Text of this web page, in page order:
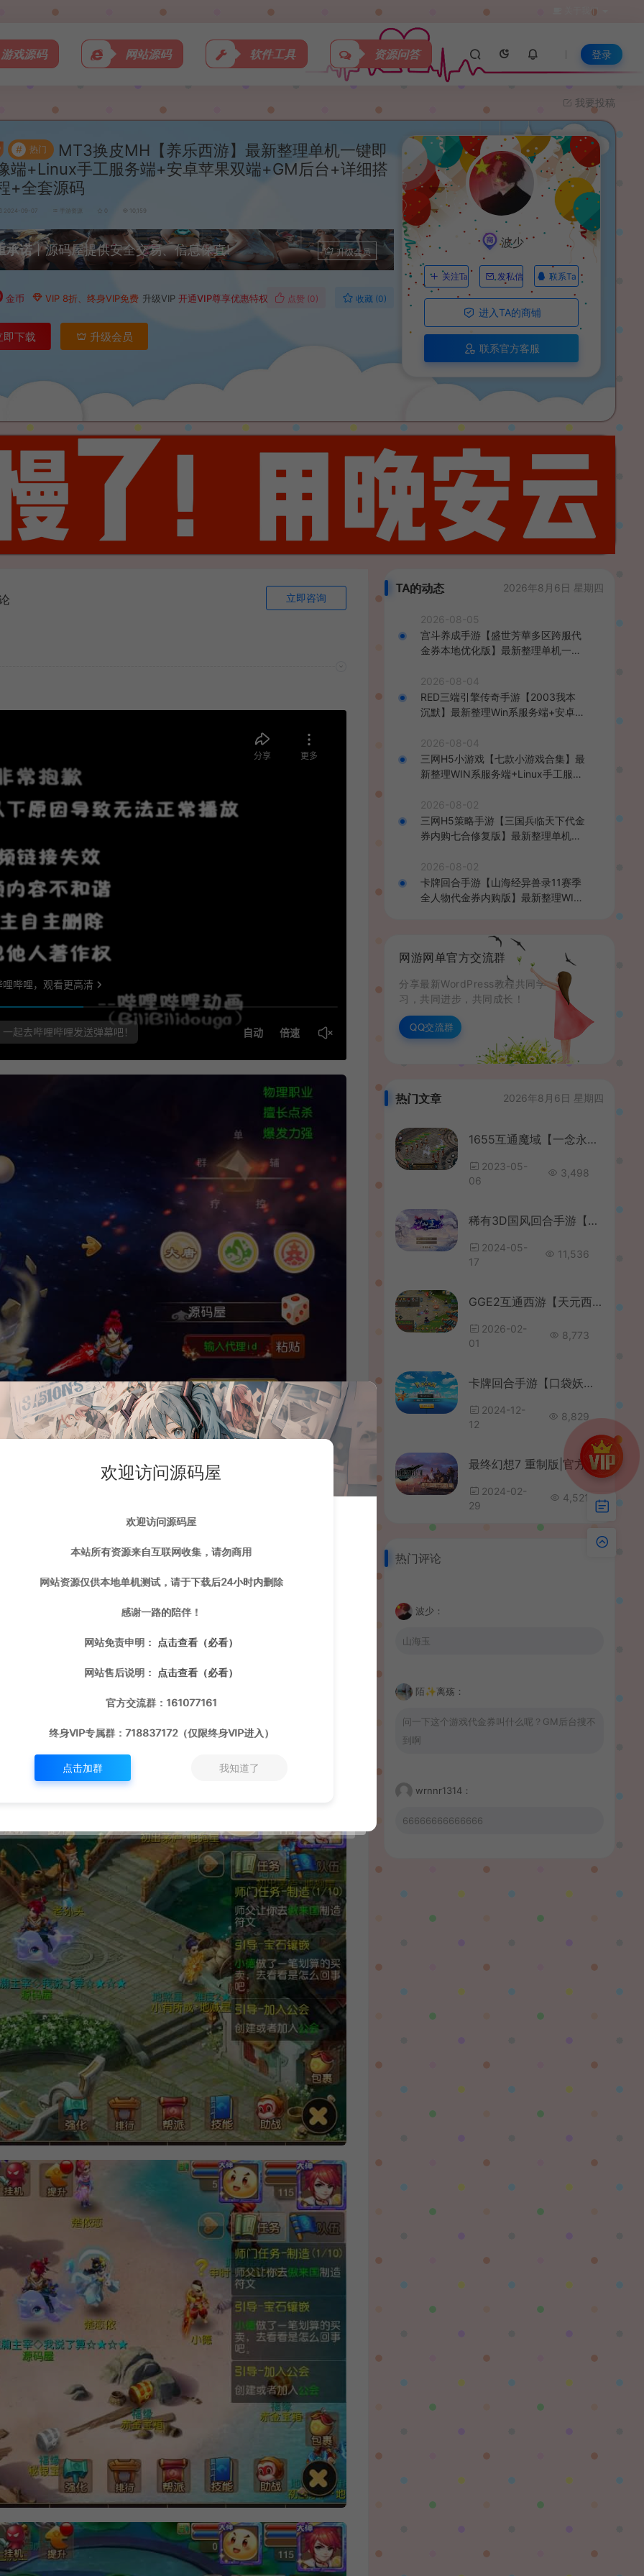
关于我们
游戏源码 网站源码 软件工具 资源问答 登录
我要投稿
# 热门
MT3换皮MH【养乐西游】最新整理单机一键即
端+Linux手工服务端+安卓苹果双端+GM后台+详细搭
+全套源码
2024-09-07 手游资源 0 10,159
承诺丨源码屋提供安全交易、信息保真! 升级会员
金币 VIP 8折、终身VIP免费 升级VIP 开通VIP尊享优惠特权 点赞 (0) 收藏 (0)
即下载 升级会员
波少
关注Ta 发私信 联系Ta
进入TA的商铺
联系官方客服
立即咨询
TA的动态 2026年8月6日 星期四
2026-08-05
宫斗养成手游【盛世芳華多区跨服代
金券本地优化版】最新整理单机一键
后台+安卓+详细搭建教程
2026-08-04
RED三端引擎传奇手游【2003我本
沉默】最新整理Win系服务端+安卓苹
2026-08-04
三网H5小游戏【七款小游戏合集】最
新整理WIN系服务端+Linux手工服务
2026-08-02
三网H5策略手游【三国兵临天下代金
券内购七合修复版】最新整理单机一
理后台+GM授权后台+简易安卓客户
端+详细搭建教程+视频教程
2026-08-02
卡牌回合手游【山海经异兽录11赛季
全人物代金券内购版】最新整理WIN
网游网单官方交流群
分享最新WordPress教程共同学
习，共同进步，共同成长！
QQ交流群
热门文章 2026年8月6日 星期四
1655互通魔域【一念永恒】最新整理Win系半手工服务端+本地验证+本地注册+全套工具+详细搭建教程
2023-05-
06
3,498
稀有3D国风回合手游【万灵山海之镜修复版】最新整理Linux手工服务端+安卓苹果双端+GM授权后台+假人陪玩+详细搭建教程
2024-05-
17
11,536
GGE2互通西游【天元西游】最新整理Win系服务端+安卓苹果PC三端互通+攻略+全套源码+详细搭建教程+通用视频教程
2026-02-
01
8,773
卡牌回合手游【口袋妖怪之萌妖出没多区L版】最新整理Linux手工端服务端+安卓+GM授权后台+管理后天+详细搭建教程
2024-12-
12
8,829
最终幻想7 重制版|官方中文|V1.003+预购特典+全DLC+修改器|解压即撸|
2024-02-
29
4,521
热门评论
波少：
山海玉
陌✨离殇：
问一下这个游戏代金券叫什么呢？GM后台搜不
到啊
wrnnr1314：
66666666666666
有没BUG
欢迎访问源码屋
欢迎访问源码屋
本站所有资源来自互联网收集，请勿商用
网站资源仅供本地单机测试，请于下载后24小时内删除
感谢一路的陪伴！
网站免责申明： 点击查看（必看）
网站售后说明： 点击查看（必看）
官方交流群：161077161
终身VIP专属群：718837172（仅限终身VIP进入）
点击加群 我知道了